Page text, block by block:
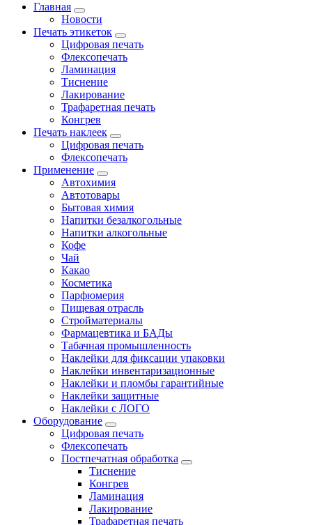
Главная
Новости
Печать этикеток
Цифровая печать
Флексопечать
Ламинация
Тиснение
Лакирование
Трафаретная печать
Конгрев
Печать наклеек
Цифровая печать
Флексопечать
Применение
Автохимия
Автотовары
Бытовая химия
Напитки безалкогольные
Напитки алкогольные
Кофе
Чай
Какао
Косметика
Парфюмерия
Пищевая отрасль
Стройматериалы
Фармацевтика и БАДы
Табачная промышленность
Наклейки для фиксации упаковки
Наклейки инвентаризационные
Наклейки и пломбы гарантийные
Наклейки защитные
Наклейки с ЛОГО
Оборудование
Цифровая печать
Флексопечать
Постпечатная обработка
Тиснение
Конгрев
Ламинация
Лакирование
Трафаретная печать